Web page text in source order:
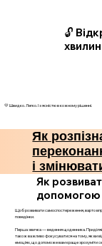
🔓
💛 Швидко. Легко. І з ясністю в кожному рішенні.
Як
і
Як
допомогою
Щоб розвивати самоспостереження, варто
поведінки.
Перша звичка — ведення щоденника.
також важливо фокусуватися на тому, як ви
емоціях, що допоможе вам краще зрозуміти